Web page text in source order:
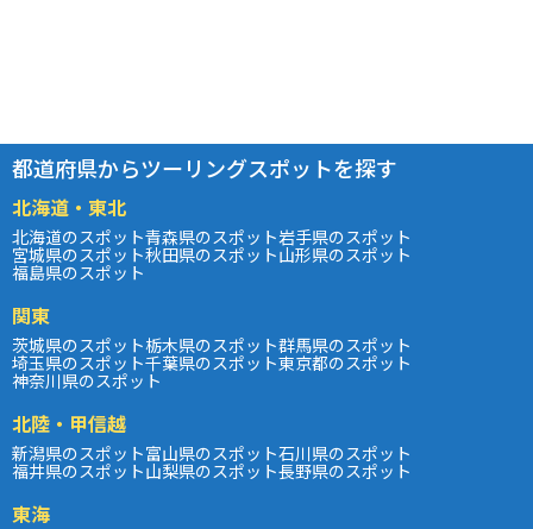
都道府県からツーリングスポットを探す
北海道・東北
北海道のスポット青森県のスポット岩手県のスポット
宮城県のスポット秋田県のスポット山形県のスポット
福島県のスポット
関東
茨城県のスポット栃木県のスポット群馬県のスポット
埼玉県のスポット千葉県のスポット東京都のスポット
神奈川県のスポット
北陸・甲信越
新潟県のスポット富山県のスポット石川県のスポット
福井県のスポット山梨県のスポット長野県のスポット
東海